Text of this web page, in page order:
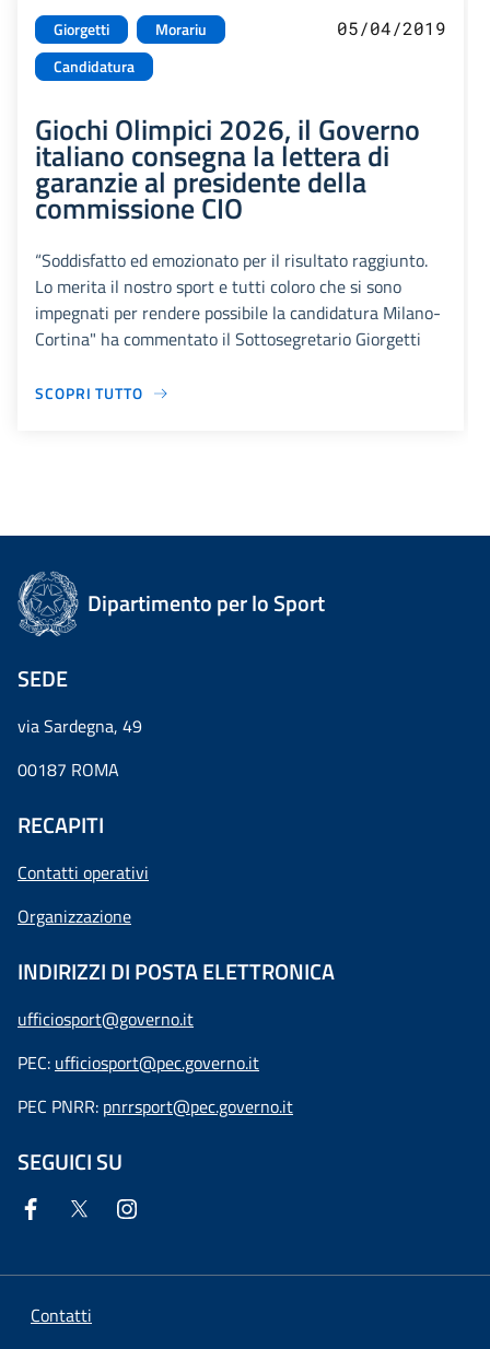
Giorgetti
Morariu
Candidatura
05/04/2019
Giochi Olimpici 2026, il Governo
italiano consegna la lettera di
garanzie al presidente della
commissione CIO
“Soddisfatto ed emozionato per il risultato raggiunto.
Lo merita il nostro sport e tutti coloro che si sono
impegnati per rendere possibile la candidatura Milano-
Cortina" ha commentato il Sottosegretario Giorgetti
SCOPRI TUTTO
Dipartimento per lo Sport
SEDE
via Sardegna, 49
00187 ROMA
RECAPITI
Contatti operativi
Organizzazione
INDIRIZZI DI POSTA ELETTRONICA
ufficiosport@governo.it
PEC: ufficiosport@pec.governo.it
PEC PNRR: pnrrsport@pec.governo.it
SEGUICI SU
Contatti